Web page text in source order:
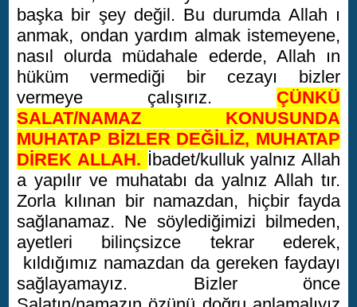
başka bir şey değil. Bu durumda Allah ı
anmak, ondan yardım almak istemeyene,
nasıl olurda müdahale ederde, Allah ın
hüküm vermediği bir cezayı bizler
vermeye çalışırız. ÇÜNKÜ
SALAT/NAMAZ KONUSUNDA
MUHATAP BİZLER DEĞİLİZ, MUHATAP
DİREK ALLAH. İbadet/kulluk yalnız Allah
a yapılır ve muhatabı da yalnız Allah tır.
Zorla kılınan bir namazdan, hiçbir fayda
sağlanamaz. Ne söylediğimizi bilmeden,
ayetleri bilinçsizce tekrar ederek,
kıldığımız namazdan da gereken faydayı
sağlayamayız. Bizler önce